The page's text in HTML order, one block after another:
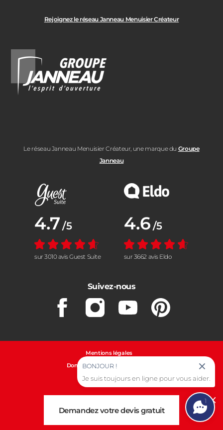
Rejoignez le réseau Janneau Menuisier Créateur
Le réseau Janneau Menuisier Créateur, une marque du Groupe
Janneau
Note moyenne :
4.7 /5
sur 3010 avis Guest Suite
Note moyenne :
4.6 /5
sur 3662 avis Eldo
Suivez-nous
FacebookInstagramYoutubePinterest
Mentions légales
Données personnelles et cookies
Gestion des cookies
Demandez votre devis gratuit
1
BONJOUR !
Je suis toujours en ligne pour vous aider.